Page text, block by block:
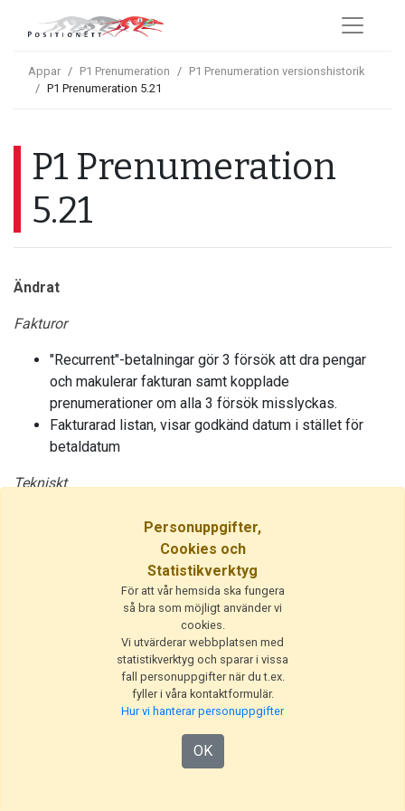
Appar P1 Prenumeration
P1 Prenumeration versionshistorik
P1 Prenumeration 5.21
P1 Prenumeration
5.21
Ändrat
Fakturor
"Recurrent"-betalningar gör 3 försök att dra pengar
och makulerar fakturan samt kopplade
prenumerationer om alla 3 försök misslyckas.
Fakturarad listan, visar godkänd datum i stället för
betaldatum
Tekniskt
Uppdatering av plugins
Prestandaförbättringar.
Sätt betaldagar till 0 på fakturan fungerade inte när
man körde i skriptschemat "Hämta kortbetalningar".
Personuppgifter,
Cookies och
Statistikverktyg
För att vår hemsida ska fungera
så bra som möjligt använder vi
cookies.
Vi utvärderar webbplatsen med
statistikverktyg och sparar i vissa
fall personuppgifter när du t.ex.
fyller i våra kontaktformulär.
Hur vi hanterar personuppgifter
OK